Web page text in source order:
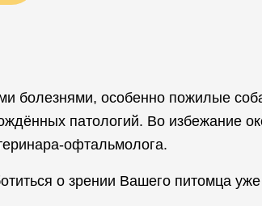
болезнями, особенно пожилые
патологий. Во избежание
офтальмолога.
о зрении Вашего питомца уже